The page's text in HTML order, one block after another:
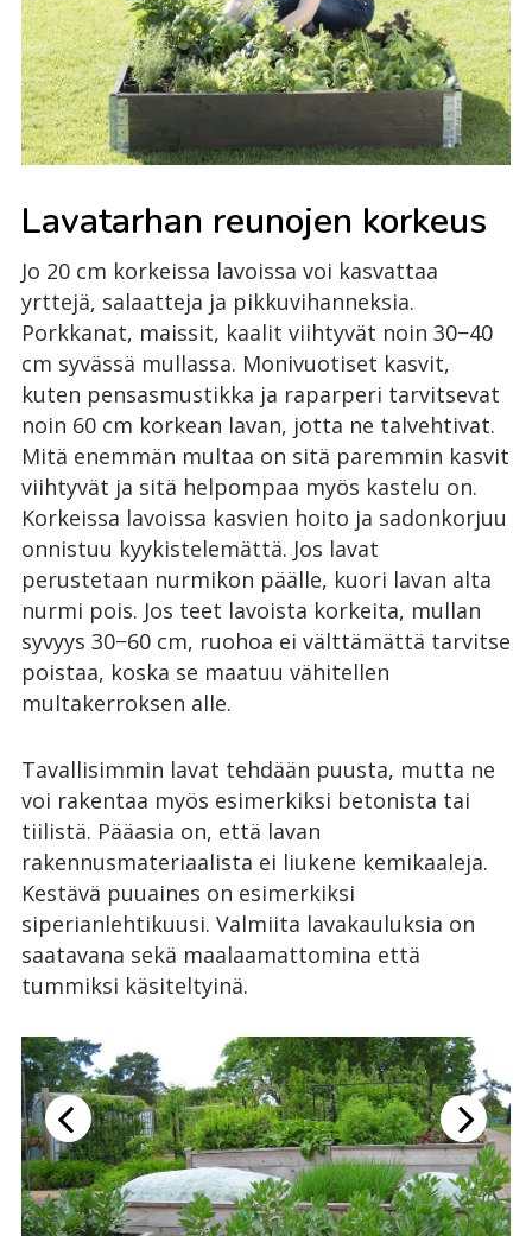
Lavatarhan reunojen korkeus
Jo 20 cm korkeissa lavoissa voi kasvattaa
yrttejä, salaatteja ja pikkuvihanneksia.
Porkkanat, maissit, kaalit viihtyvät noin 30−40
cm syvässä mullassa. Monivuotiset kasvit,
kuten pensasmustikka ja raparperi tarvitsevat
noin 60 cm korkean lavan, jotta ne talvehtivat.
Mitä enemmän multaa on sitä paremmin kasvit
viihtyvät ja sitä helpompaa myös kastelu on.
Korkeissa lavoissa kasvien hoito ja sadonkorjuu
onnistuu kyykistelemättä. Jos lavat
perustetaan nurmikon päälle, kuori lavan alta
nurmi pois. Jos teet lavoista korkeita, mullan
syvyys 30−60 cm, ruohoa ei välttämättä tarvitse
poistaa, koska se maatuu vähitellen
multakerroksen alle.
Tavallisimmin lavat tehdään puusta, mutta ne
voi rakentaa myös esimerkiksi betonista tai
tiilistä. Pääasia on, että lavan
rakennusmateriaalista ei liukene kemikaaleja.
Kestävä puuaines on esimerkiksi
siperianlehtikuusi. Valmiita lavakauluksia on
saatavana sekä maalaamattomina että
tummiksi käsiteltyinä.